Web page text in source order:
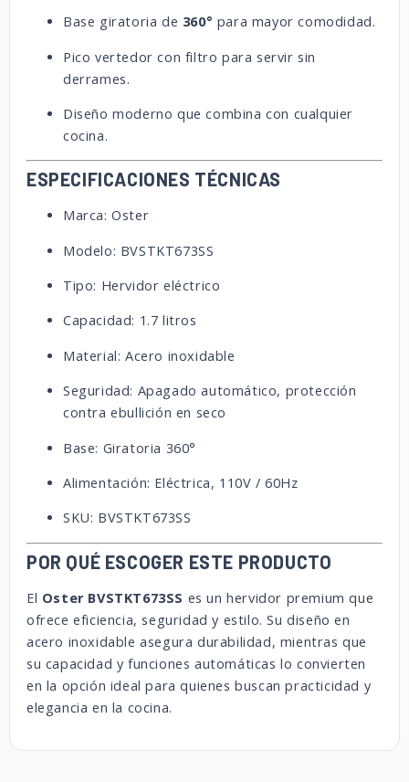
Base giratoria de 360° para mayor comodidad.
Pico vertedor con filtro para servir sin
derrames.
Diseño moderno que combina con cualquier
cocina.
ESPECIFICACIONES TÉCNICAS
Marca: Oster
Modelo: BVSTKT673SS
Tipo: Hervidor eléctrico
Capacidad: 1.7 litros
Material: Acero inoxidable
Seguridad: Apagado automático, protección
contra ebullición en seco
Base: Giratoria 360°
Alimentación: Eléctrica, 110V / 60Hz
SKU: BVSTKT673SS
POR QUÉ ESCOGER ESTE PRODUCTO
El Oster BVSTKT673SS es un hervidor premium que
ofrece eficiencia, seguridad y estilo. Su diseño en
acero inoxidable asegura durabilidad, mientras que
su capacidad y funciones automáticas lo convierten
en la opción ideal para quienes buscan practicidad y
elegancia en la cocina.